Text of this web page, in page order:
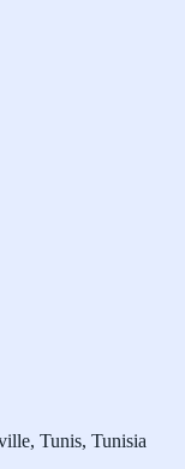
Tunis, Tunisia